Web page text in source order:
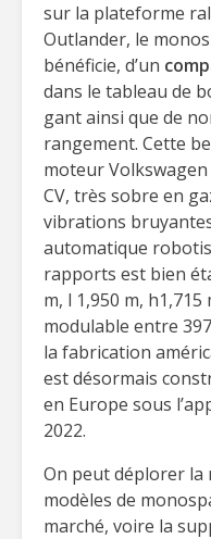
sur la plateforme
Outlander, le
bénéficie, d’un
dans le tableau de
gant ainsi que de
rangement. Cette
moteur
CV, très sobre en
vibrations
automatique
rapports est bien
m, l 1,950 m,
modulable entre
la fabrication
est désormais
en Europe sous
2022.
On peut déplorer la
modèles de
marché, voire la